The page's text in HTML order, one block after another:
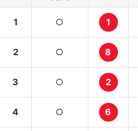
1 ○ 1
2 ○ 8
3 ○ 2
4 ○ 6